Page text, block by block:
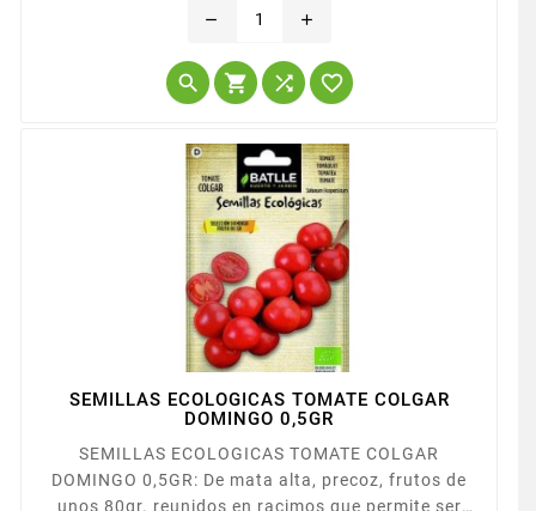
del Mosaico Común de la Judía.
remove add
   
SEMILLAS ECOLOGICAS TOMATE COLGAR
DOMINGO 0,5GR
SEMILLAS ECOLOGICAS TOMATE COLGAR
DOMINGO 0,5GR: De mata alta, precoz, frutos de
unos 80gr. reunidos en racimos que permite ser